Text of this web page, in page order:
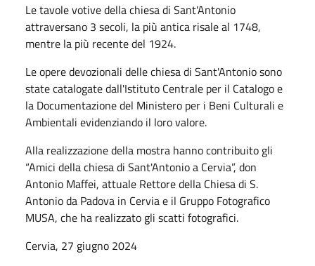
Le tavole votive della chiesa di Sant'Antonio
attraversano 3 secoli, la più antica risale al 1748,
mentre la più recente del 1924.
Le opere devozionali delle chiesa di Sant'Antonio sono
state catalogate dall'Istituto Centrale per il Catalogo e
la Documentazione del Ministero per i Beni Culturali e
Ambientali evidenziando il loro valore.
Alla realizzazione della mostra hanno contribuito gli
“Amici della chiesa di Sant'Antonio a Cervia”, don
Antonio Maffei, attuale Rettore della Chiesa di S.
Antonio da Padova in Cervia e il Gruppo Fotografico
MUSA, che ha realizzato gli scatti fotografici.
Cervia, 27 giugno 2024